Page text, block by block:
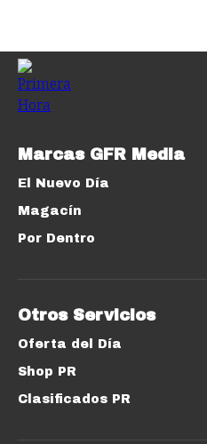
Marcas GFR Media
El Nuevo Día
Magacín
Por Dentro
Otros Servicios
Oferta del Día
Shop PR
Clasificados PR